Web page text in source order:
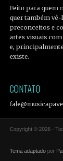
Feito para quem
quer também vê-
preconceitos e
artes visuais
e,
existe.
CONTATO
Copyright © 2026 ·
Tema adaptado por